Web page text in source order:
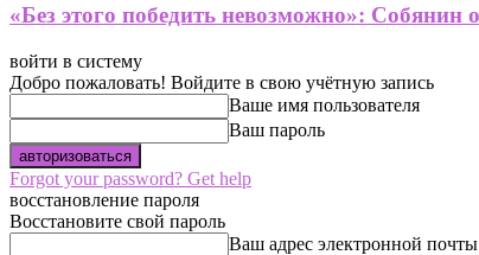
«Без этого победить невозможно»: Собянин
войти в систему
Добро пожаловать! Войдите в свою учётную запись
Ваше имя пользователя
Ваш пароль
Forgot your password? Get help
восстановление пароля
Восстановите свой пароль
Ваш адрес электронной почты